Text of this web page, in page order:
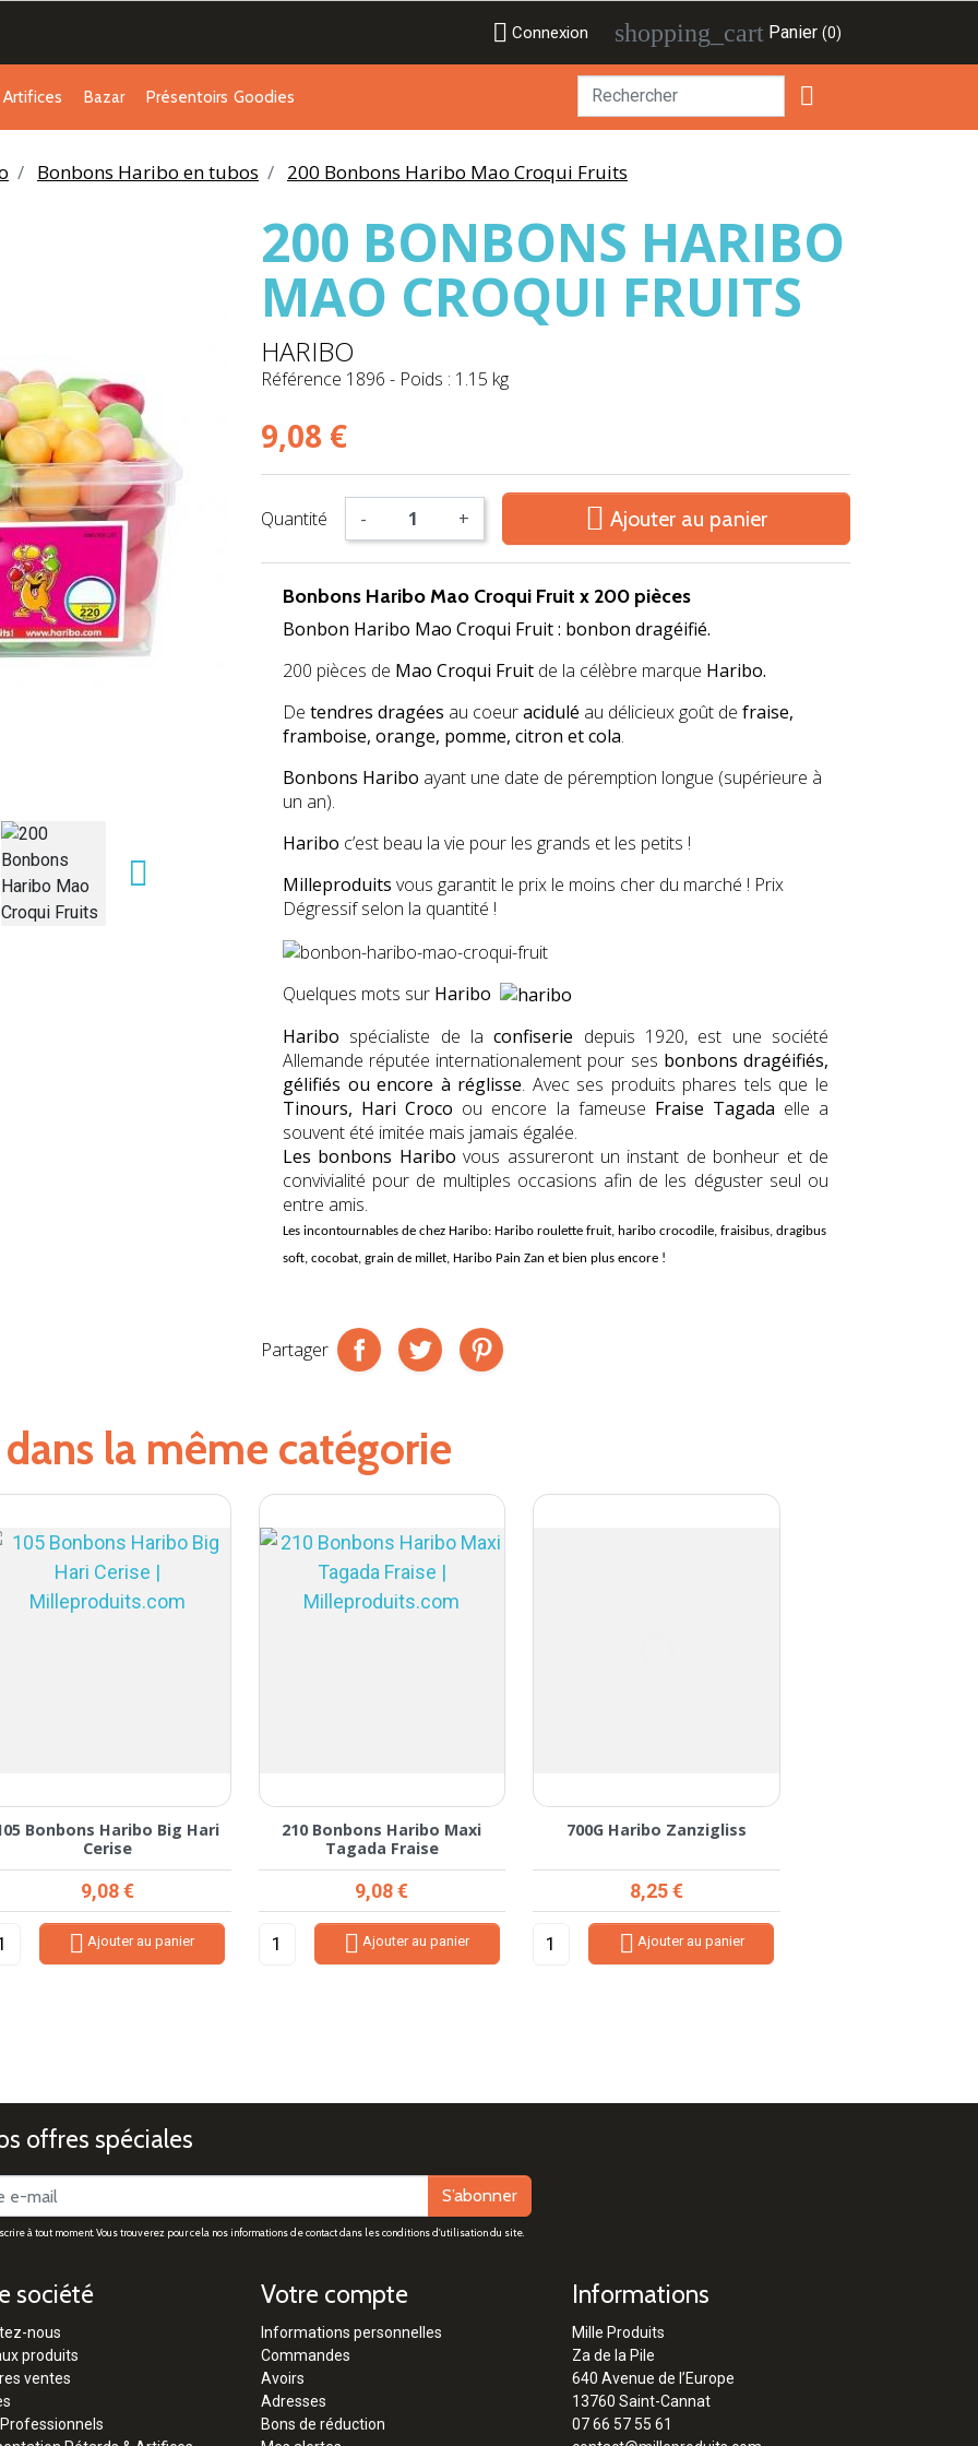
 Connexion shopping_cart Panier (0)
Artifices Bazar Présentoirs Goodies 
Bonbons Haribo en tubos 200 Bonbons Haribo Mao Croqui Fruits

200 BONBONS HARIBO
MAO CROQUI FRUITS
HARIBO
Référence 1896 - Poids : 1.15 kg
9,08 €
Quantité - +  Ajouter au panier
Bonbons Haribo Mao Croqui Fruit x 200 pièces
Bonbon Haribo Mao Croqui Fruit : bonbon dragéifié.
200 pièces de Mao Croqui Fruit de la célèbre marque Haribo.
De tendres dragées au coeuracidulé au délicieux goût de fraise,
framboise, orange, pomme, citron et cola.
Bonbons Haribo ayant une date de péremption longue (supérieure à
un an).
Haribo c’est beau la vie pour les grands et les petits !
Milleproduits vous garantit le prix le moins cher du marché ! Prix
Dégressif selon la quantité !
Quelques mots sur Haribo
Haribo spécialiste de laconfiserie depuis 1920, est une société
Allemande réputée internationalement pour ses bonbons dragéifiés,
gélifiés ou encore à réglisse. Avec ses produits phares tels que le
Tinours, Hari Croco ou encore la fameuse Fraise Tagada elle a
souvent été imitée mais jamais égalée.
Les bonbons Haribo vous assureront un instant de bonheur et de
convivialité pour de multiples occasions afin de les déguster seul ou
entre amis.
Les incontournables de chez Haribo: Haribo roulette fruit, haribo crocodile, fraisibus, dragibus
soft, cocobat, grain de millet, Haribo Pain Zan et bien plus encore !
Partager
la même catégorie
Bonbons Haribo Big Hari
Cerise
Prix
9,08 €
 Ajouter au panier
210 Bonbons Haribo Maxi
Tagada Fraise
Prix
9,08 €
 Ajouter au panier
700G Haribo Zanzigliss
Prix
8,25 €
 Ajouter au panier
offres spéciales
S’abonner
à tout moment. Vous trouverez pour cela nos informations de contact dans les conditions d'utilisation du site.
société
nous
produits
ventes
Votre compte
Informations personnelles
Commandes
Avoirs
Adresses
Bons de réduction
Informations
Mille Produits
Za de la Pile
640 Avenue de l’Europe
13760 Saint-Cannat
07 66 57 55 61